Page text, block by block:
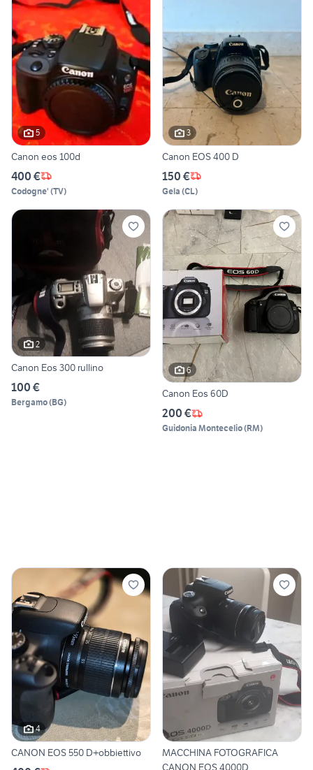
5
Canon eos 100d
400 €
Codogne' (TV)
3
Canon EOS 400 D
150 €
Gela (CL)
2
Canon Eos 300 rullino
100 €
Bergamo(BG)
6
Canon Eos 60D
200 €
Guidonia Montecelio(RM)
4
CANON EOS 550 D+obbiettivo
MACCHINA FOTOGRAFICA
CANON EOS 4000D